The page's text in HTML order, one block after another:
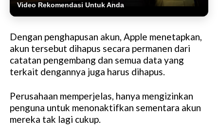
Video Rekomendasi Untuk Anda
Dengan penghapusan akun, Apple menetapkan,
akun tersebut dihapus secara permanen dari
catatan pengembang dan semua data yang
terkait dengannya juga harus dihapus.
Perusahaan memperjelas, hanya mengizinkan
penguna untuk menonaktifkan sementara akun
mereka tak lagi cukup.